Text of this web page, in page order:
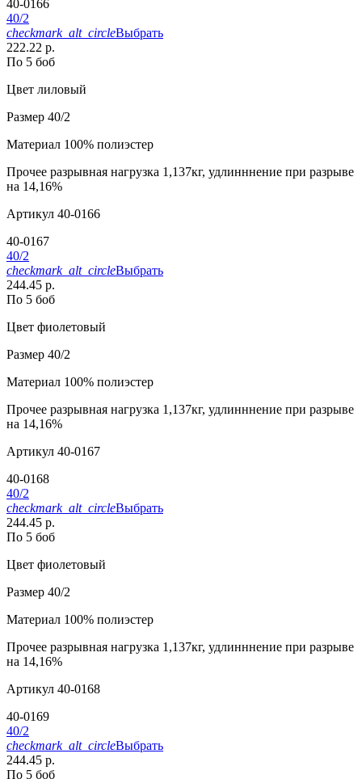
40-0166
40/2
checkmark_alt_circleВыбрать
222.22 р.
По 5 боб
Цвет лиловый
Размер 40/2
Материал 100% полиэстер
Прочее разрывная нагрузка 1,137кг, удлинннение при разрыве
на 14,16%
Артикул 40-0166
40-0167
40/2
checkmark_alt_circleВыбрать
244.45 р.
По 5 боб
Цвет фиолетовый
Размер 40/2
Материал 100% полиэстер
Прочее разрывная нагрузка 1,137кг, удлинннение при разрыве
на 14,16%
Артикул 40-0167
40-0168
40/2
checkmark_alt_circleВыбрать
244.45 р.
По 5 боб
Цвет фиолетовый
Размер 40/2
Материал 100% полиэстер
Прочее разрывная нагрузка 1,137кг, удлинннение при разрыве
на 14,16%
Артикул 40-0168
40-0169
40/2
checkmark_alt_circleВыбрать
244.45 р.
По 5 боб